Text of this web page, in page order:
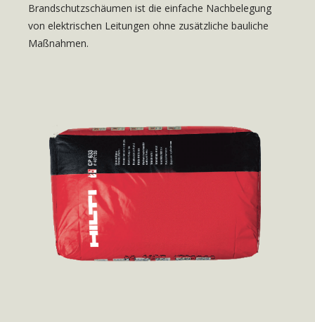
Brandschutzschäumen ist die einfache Nachbelegung
von elektrischen Leitungen ohne zusätzliche bauliche
Maßnahmen.